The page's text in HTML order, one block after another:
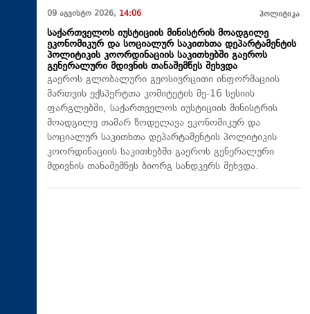
09 აგვისტო 2026, 14:06 პოლიტიკა
საქართველოს იუსტიციის მინისტრის მოადგილე
ეკონომიკურ და სოციალურ საკითხთა დეპარტამენტის
პოლიტიკის კოორდინაციის საკითხებში გაეროს
გენერალური მდივნის თანაშემწეს შეხვდა
გაეროს გლობალური გეოსივრცითი ინფორმაციის
მართვის ექსპერტთა კომიტეტის მე-16 სესიის
ფარგლებში, საქართველოს იუსტიციის მინისტრის
მოადგილე თამარ ზოდელავა ეკონომიკურ და
სოციალურ საკითხთა დეპარტამენტის პოლიტიკის
კოორდინაციის საკითხებში გაეროს გენერალური
მდივნის თანაშემწეს ბიორგ სანდკერს შეხვდა.